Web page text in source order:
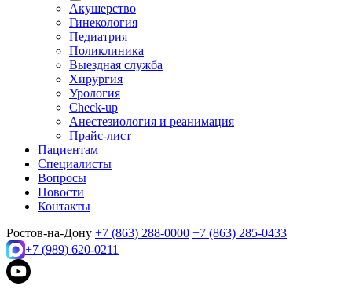
Акушерство
Гинекология
Педиатрия
Поликлиника
Выездная служба
Хирургия
Урология
Check-up
Анестезиология и реанимация
Прайс-лист
Пациентам
Специалисты
Вопросы
Новости
Контакты
Ростов-на-Дону +7 (863) 288-0000 +7 (863) 285-0433
+7 (989) 620-0211